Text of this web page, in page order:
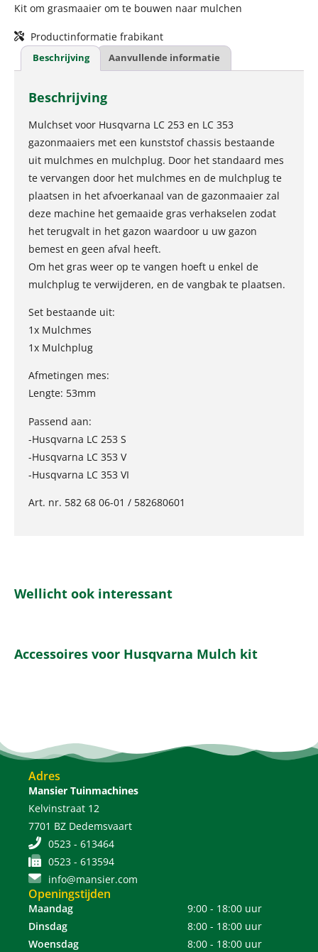
Kit om grasmaaier om te bouwen naar mulchen
Productinformatie frabikant
Beschrijving Aanvullende informatie
Beschrijving
Mulchset voor Husqvarna LC 253 en LC 353
gazonmaaiers met een kunststof chassis bestaande
uit mulchmes en mulchplug. Door het standaard mes
te vervangen door het mulchmes en de mulchplug te
plaatsen in het afvoerkanaal van de gazonmaaier zal
deze machine het gemaaide gras verhakselen zodat
het terugvalt in het gazon waardoor u uw gazon
bemest en geen afval heeft.
Om het gras weer op te vangen hoeft u enkel de
mulchplug te verwijderen, en de vangbak te plaatsen.
Set bestaande uit:
1x Mulchmes
1x Mulchplug
Afmetingen mes:
Lengte: 53mm
Passend aan:
-Husqvarna LC 253 S
-Husqvarna LC 353 V
-Husqvarna LC 353 VI
Art. nr. 582 68 06-01 / 582680601
Wellicht ook interessant
Accessoires voor Husqvarna Mulch kit
Adres
Mansier Tuinmachines
Kelvinstraat 12
7701 BZ Dedemsvaart
0523 - 613464
0523 - 613594
info@mansier.com
Openingstijden
Maandag
9:00 - 18:00 uur
Dinsdag
8:00 - 18:00 uur
Woensdag
8:00 - 18:00 uur